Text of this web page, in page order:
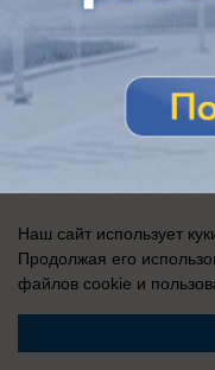
Наш сайт использует
Продолжая его
файлов cookie и